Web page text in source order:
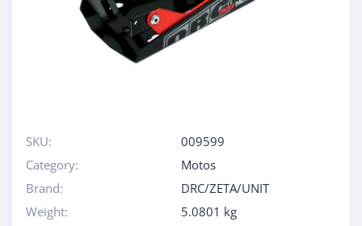
SKU:
009599
Category:
Motos
Brand:
DRC/ZETA/UNIT
Weight:
5.0801 kg